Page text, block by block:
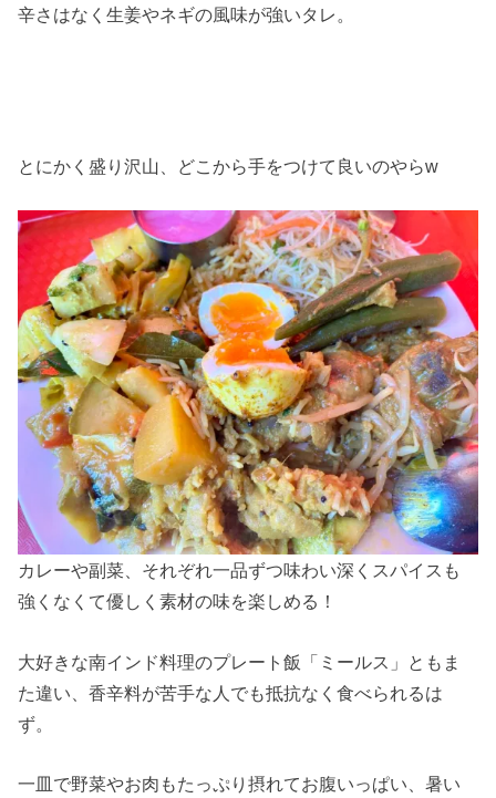
辛さはなく生姜やネギの風味が強いタレ。
とにかく盛り沢山、どこから手をつけて良いのやらw
カレーや副菜、それぞれ一品ずつ味わい深くスパイスも
強くなくて優しく素材の味を楽しめる！
大好きな南インド料理のプレート飯「ミールス」ともま
た違い、香辛料が苦手な人でも抵抗なく食べられるは
ず。
一皿で野菜やお肉もたっぷり摂れてお腹いっぱい、暑い